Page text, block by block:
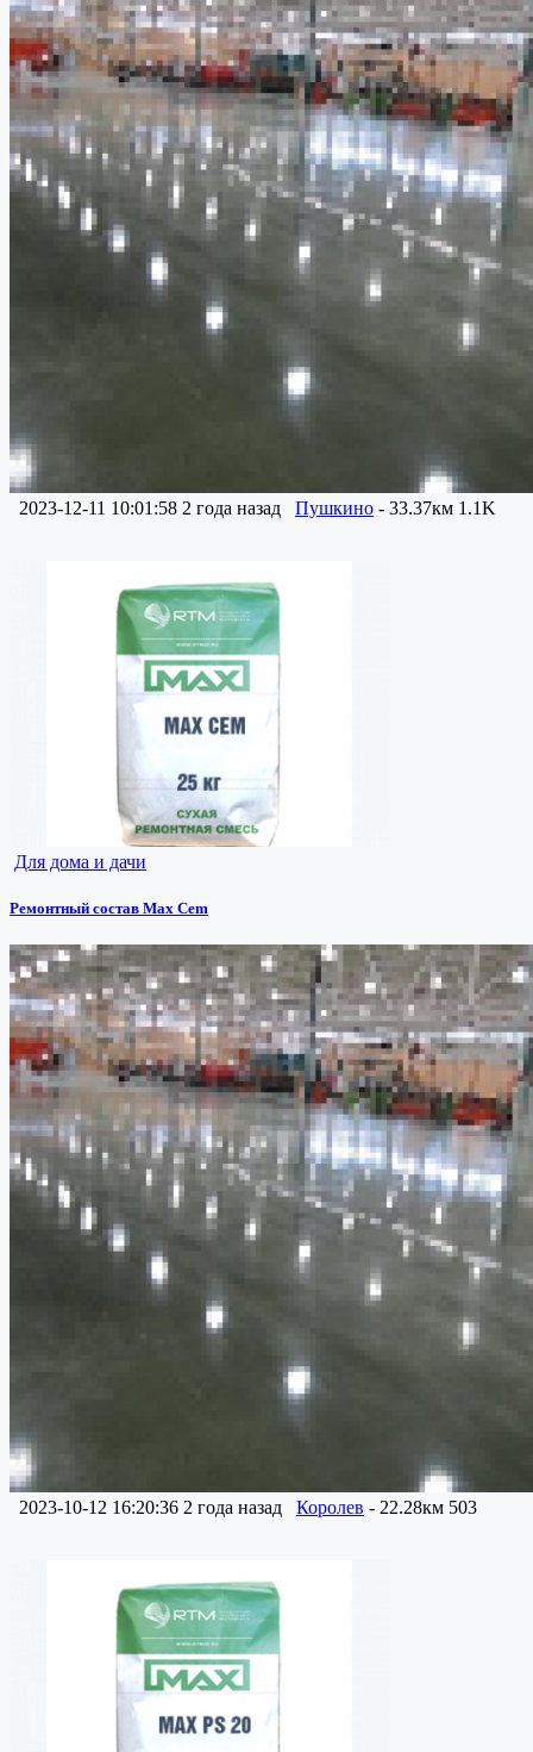
2023-12-11 10:01:58 2 года назад Пушкино - 33.37км 1.1K
Для дома и дачи
Ремонтный состав Max Cem
2023-10-12 16:20:36 2 года назад Королев - 22.28км 503